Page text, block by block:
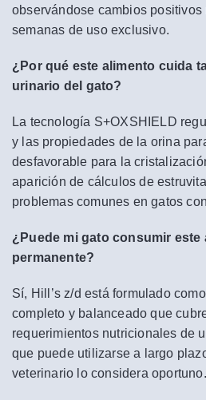
observándose cambios
semanas de uso exclusivo.
¿Por qué este alimento cuida
urinario del gato?
La tecnología S+OXSHIELD
y las propiedades de la orina
desfavorable para la
aparición de cálculos de
problemas comunes en gatos
¿Puede mi gato consumir este
permanente?
Sí, Hill’s z/d está formulado
completo y balanceado que
requerimientos nutricionales de
que puede utilizarse a largo
veterinario lo considera oportuno.